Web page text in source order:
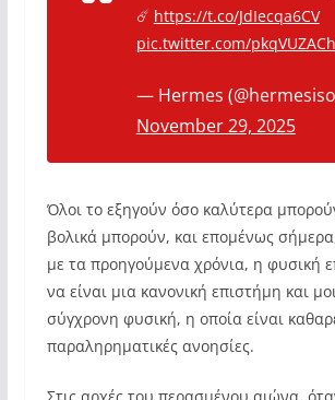
☄️ https://t.co/JdIecqa6CV
pic.twitter.com/
— Hermes
November 29, 2025
Όλοι το εξηγούν όσο καλύτερα
βολικά μπορούν, και επομένως
με τα προηγούμενα χρόνια, η φυσική
να είναι μια κανονική επιστήμη και
σύγχρονη φυσική, η οποία είναι
παραληρηματικές ανοησίες.